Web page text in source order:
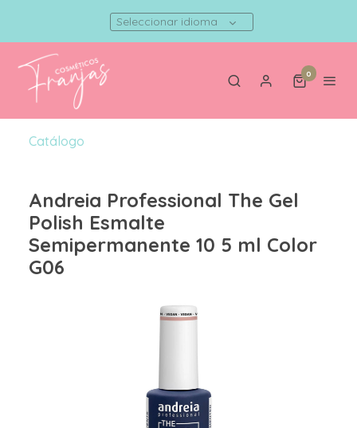
Seleccionar idioma
0
Catálogo
Andreia Professional The Gel
Polish Esmalte
Semipermanente 10 5 ml Color
G06